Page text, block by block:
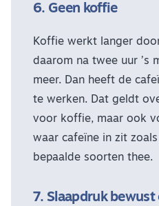
6. Geen koffie
Koffie werkt langer
daarom na twee uur ’s
meer. Dan heeft de
te werken. Dat geldt
voor koffie, maar ook
waar cafeïne in zit
bepaalde soorten thee.
7. Slaapdruk